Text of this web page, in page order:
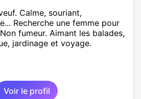
Calme, souriant,
Recherche une femme pour
fumeur. Aimant les balades,
jardinage et voyage.
Voir le profil